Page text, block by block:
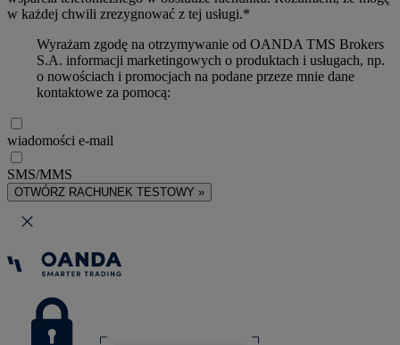
w każdej chwili zrezygnować z tej usługi.*
Wyrażam zgodę na otrzymywanie od OANDA TMS Brokers
S.A. informacji marketingowych o produktach i usługach, np.
o nowościach i promocjach na podane przeze mnie dane
kontaktowe za pomocą:
wiadomości e-mail
SMS/MMS
OTWÓRZ RACHUNEK TESTOWY »